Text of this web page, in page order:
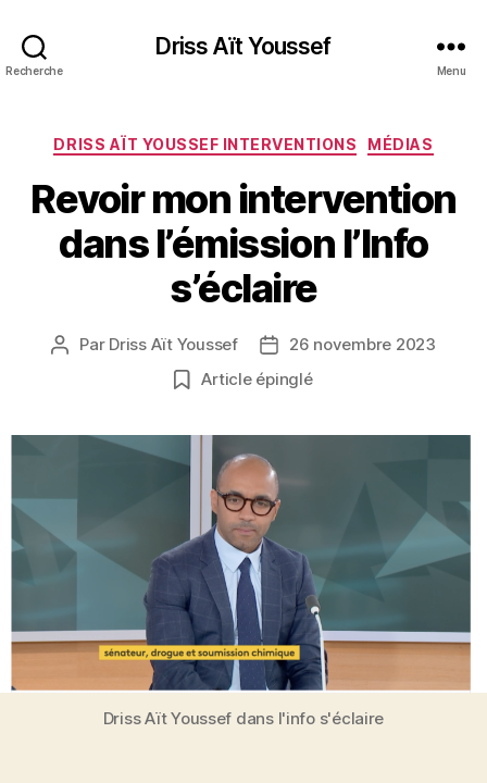
Recherche
Driss Aït Youssef
Menu
Catégories
DRISS AÏT YOUSSEF INTERVENTIONS MÉDIAS
Revoir mon intervention
dans l’émission l’Info
s’éclaire
Auteur
Par Driss Aït Youssef
Date
de
l’article
26 novembre 2023
Article épinglé
Driss Aït Youssef dans l'info s'éclaire